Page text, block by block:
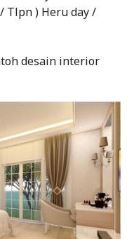
Tlpn ) Heru day /
desain interior